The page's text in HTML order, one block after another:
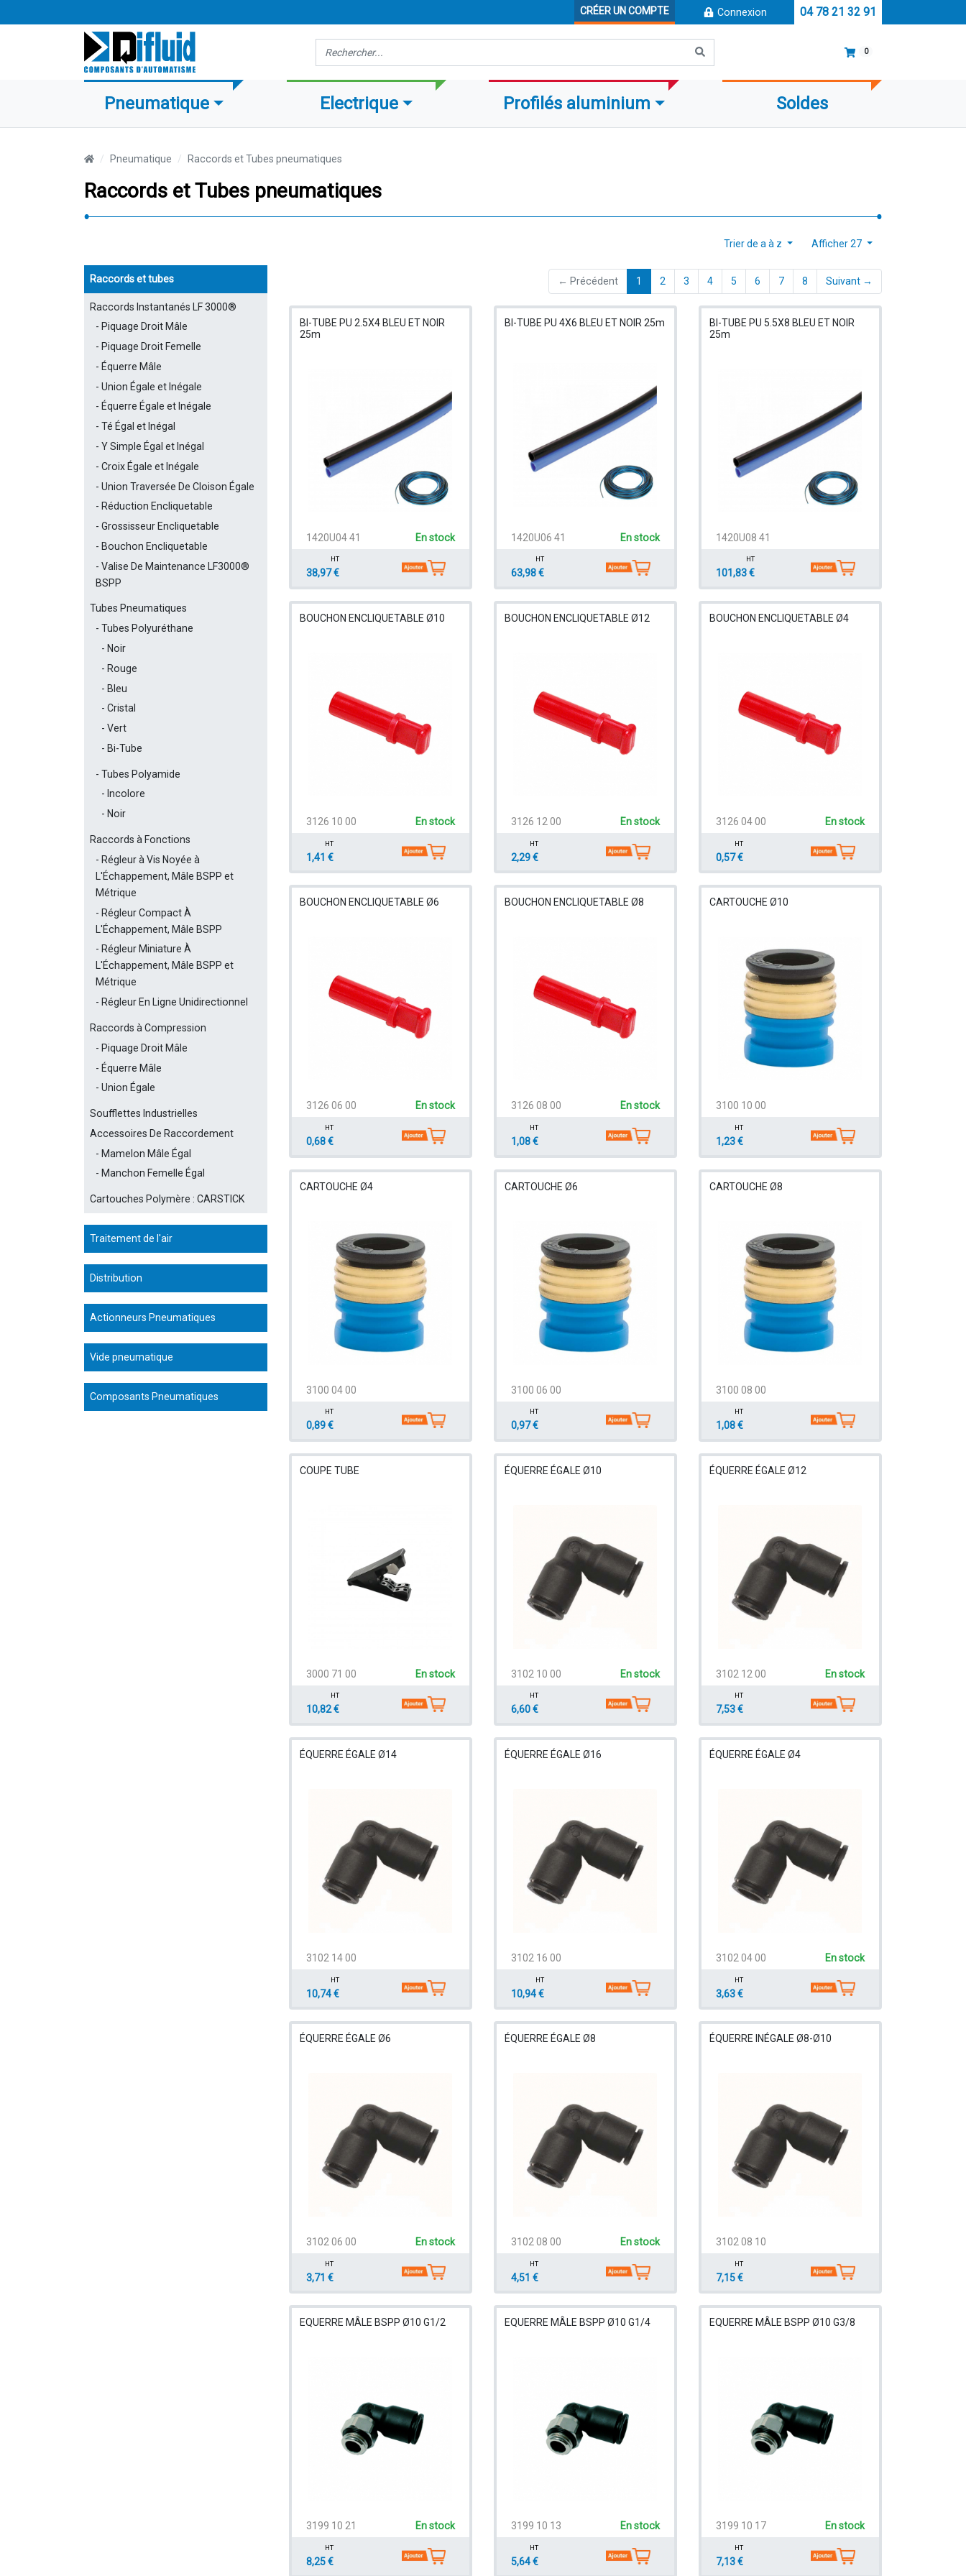
CRÉER UN COMPTE Connexion 04 78 21 32 91
Recherche 0
Pneumatique Electrique Profilés aluminium Soldes
Pneumatique Raccords et Tubes pneumatiques
Raccords et Tubes pneumatiques
Raccords et tubes
Raccords Instantanés LF 3000®
Piquage Droit Mâle
Piquage Droit Femelle
Équerre Mâle
Union Égale et Inégale
Équerre Égale et Inégale
Té Égal et Inégal
Y Simple Égal et Inégal
Croix Égale et Inégale
Union Traversée De Cloison Égale
Réduction Encliquetable
Grossisseur Encliquetable
Bouchon Encliquetable
Valise De Maintenance LF3000®
BSPP
Tubes Pneumatiques
Tubes Polyuréthane
Noir
Rouge
Bleu
Cristal
Vert
Bi-Tube
Tubes Polyamide
Incolore
Noir
Raccords à Fonctions
Régleur à Vis Noyée à
L'Échappement, Mâle BSPP et
Métrique
Régleur Compact À
L'Échappement, Mâle BSPP
Régleur Miniature À
L'Échappement, Mâle BSPP et
Métrique
Régleur En Ligne Unidirectionnel
Raccords à Compression
Piquage Droit Mâle
Équerre Mâle
Union Égale
Soufflettes Industrielles
Accessoires De Raccordement
Mamelon Mâle Égal
Manchon Femelle Égal
Cartouches Polymère : CARSTICK
Traitement de l'air
Distribution
Actionneurs Pneumatiques
Vide pneumatique
Composants Pneumatiques
Afficher 27
Trier de a à z
← Précédent 1 (current)
2 3 4 5 6 7 8 Suivant →
BI-TUBE PU 2.5X4 BLEU ET NOIR
25m
1420U04 41 En stock
HT
38,97 €
BI-TUBE PU 4X6 BLEU ET NOIR 25m
1420U06 41 En stock
HT
63,98 €
BI-TUBE PU 5.5X8 BLEU ET NOIR
25m
1420U08 41
HT
101,83 €
BOUCHON ENCLIQUETABLE Ø10
3126 10 00 En stock
HT
1,41 €
BOUCHON ENCLIQUETABLE Ø12
3126 12 00 En stock
HT
2,29 €
BOUCHON ENCLIQUETABLE Ø4
3126 04 00 En stock
HT
0,57 €
BOUCHON ENCLIQUETABLE Ø6
3126 06 00 En stock
HT
0,68 €
BOUCHON ENCLIQUETABLE Ø8
3126 08 00 En stock
HT
1,08 €
CARTOUCHE Ø10
3100 10 00
HT
1,23 €
CARTOUCHE Ø4
3100 04 00
HT
0,89 €
CARTOUCHE Ø6
3100 06 00
HT
0,97 €
CARTOUCHE Ø8
3100 08 00
HT
1,08 €
COUPE TUBE
3000 71 00 En stock
HT
10,82 €
ÉQUERRE ÉGALE Ø10
3102 10 00 En stock
HT
6,60 €
ÉQUERRE ÉGALE Ø12
3102 12 00 En stock
HT
7,53 €
ÉQUERRE ÉGALE Ø14
3102 14 00
HT
10,74 €
ÉQUERRE ÉGALE Ø16
3102 16 00
HT
10,94 €
ÉQUERRE ÉGALE Ø4
3102 04 00 En stock
HT
3,63 €
ÉQUERRE ÉGALE Ø6
3102 06 00 En stock
HT
3,71 €
ÉQUERRE ÉGALE Ø8
3102 08 00 En stock
HT
4,51 €
ÉQUERRE INÉGALE Ø8-Ø10
3102 08 10
HT
7,15 €
EQUERRE MÂLE BSPP Ø10 G1/2
3199 10 21 En stock
HT
8,25 €
EQUERRE MÂLE BSPP Ø10 G1/4
3199 10 13 En stock
HT
5,64 €
EQUERRE MÂLE BSPP Ø10 G3/8
3199 10 17 En stock
HT
7,13 €